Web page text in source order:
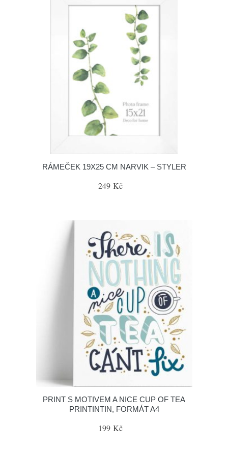
RÁMEČEK 19X25 CM NARVIK – STYLER
249 Kč
PRINT S MOTIVEM A NICE CUP OF TEA
PRINTINTIN, FORMÁT A4
199 Kč